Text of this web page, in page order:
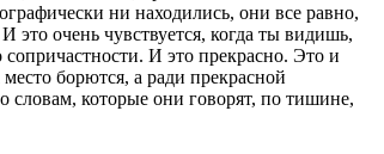
ни находились, они все равно,
это очень чувствуется, когда ты видишь,
И это прекрасно. Это и
борются, а ради прекрасной
словам, которые они говорят, по тишине,